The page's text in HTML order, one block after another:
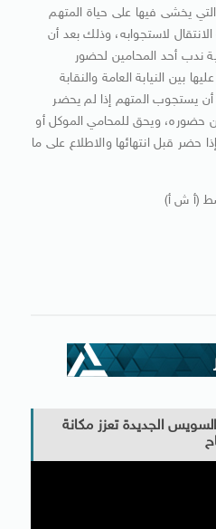
يخشى فيها على حياة المتهم
لاستجوابه، وذلك بعد أن
ندب أحد المحامين لحضور
بين النيابة العامة والنقابة
أن يستجوب المتهم إذا لم يحضر
حضوره، ويحق للمحامي الموكل أو
حضر قبل انتهائها والاطلاع على ما
(أ ش أ)
الجديدة تعزز مكانة